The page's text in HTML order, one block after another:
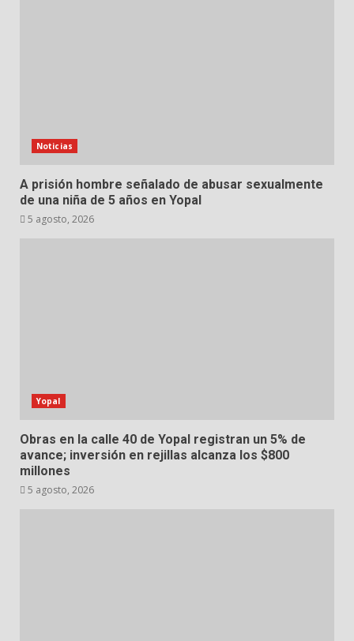
Noticias
A prisión hombre señalado de abusar sexualmente
de una niña de 5 años en Yopal
5 agosto, 2026
Yopal
Obras en la calle 40 de Yopal registran un 5% de
avance; inversión en rejillas alcanza los $800
millones
5 agosto, 2026